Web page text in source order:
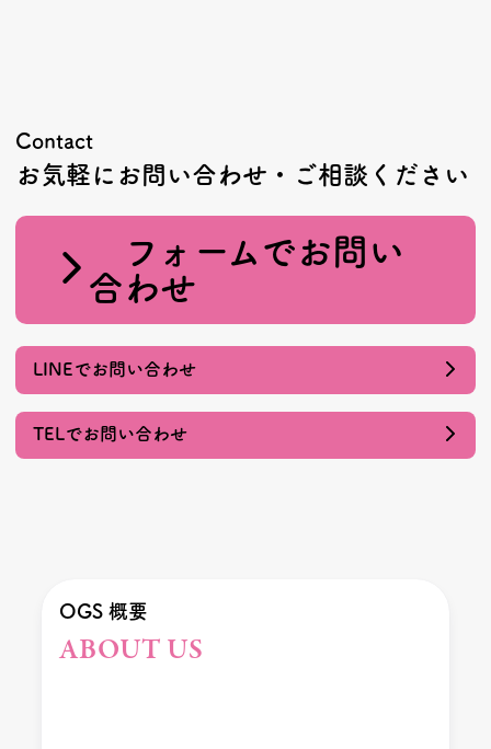
Contact
お気軽にお問い合わせ・ご相談ください
フォームでお問い
合わせ
LINEでお問い合わせ
TELでお問い合わせ
OGS 概要
ABOUT US